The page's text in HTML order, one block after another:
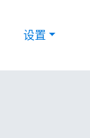
设置